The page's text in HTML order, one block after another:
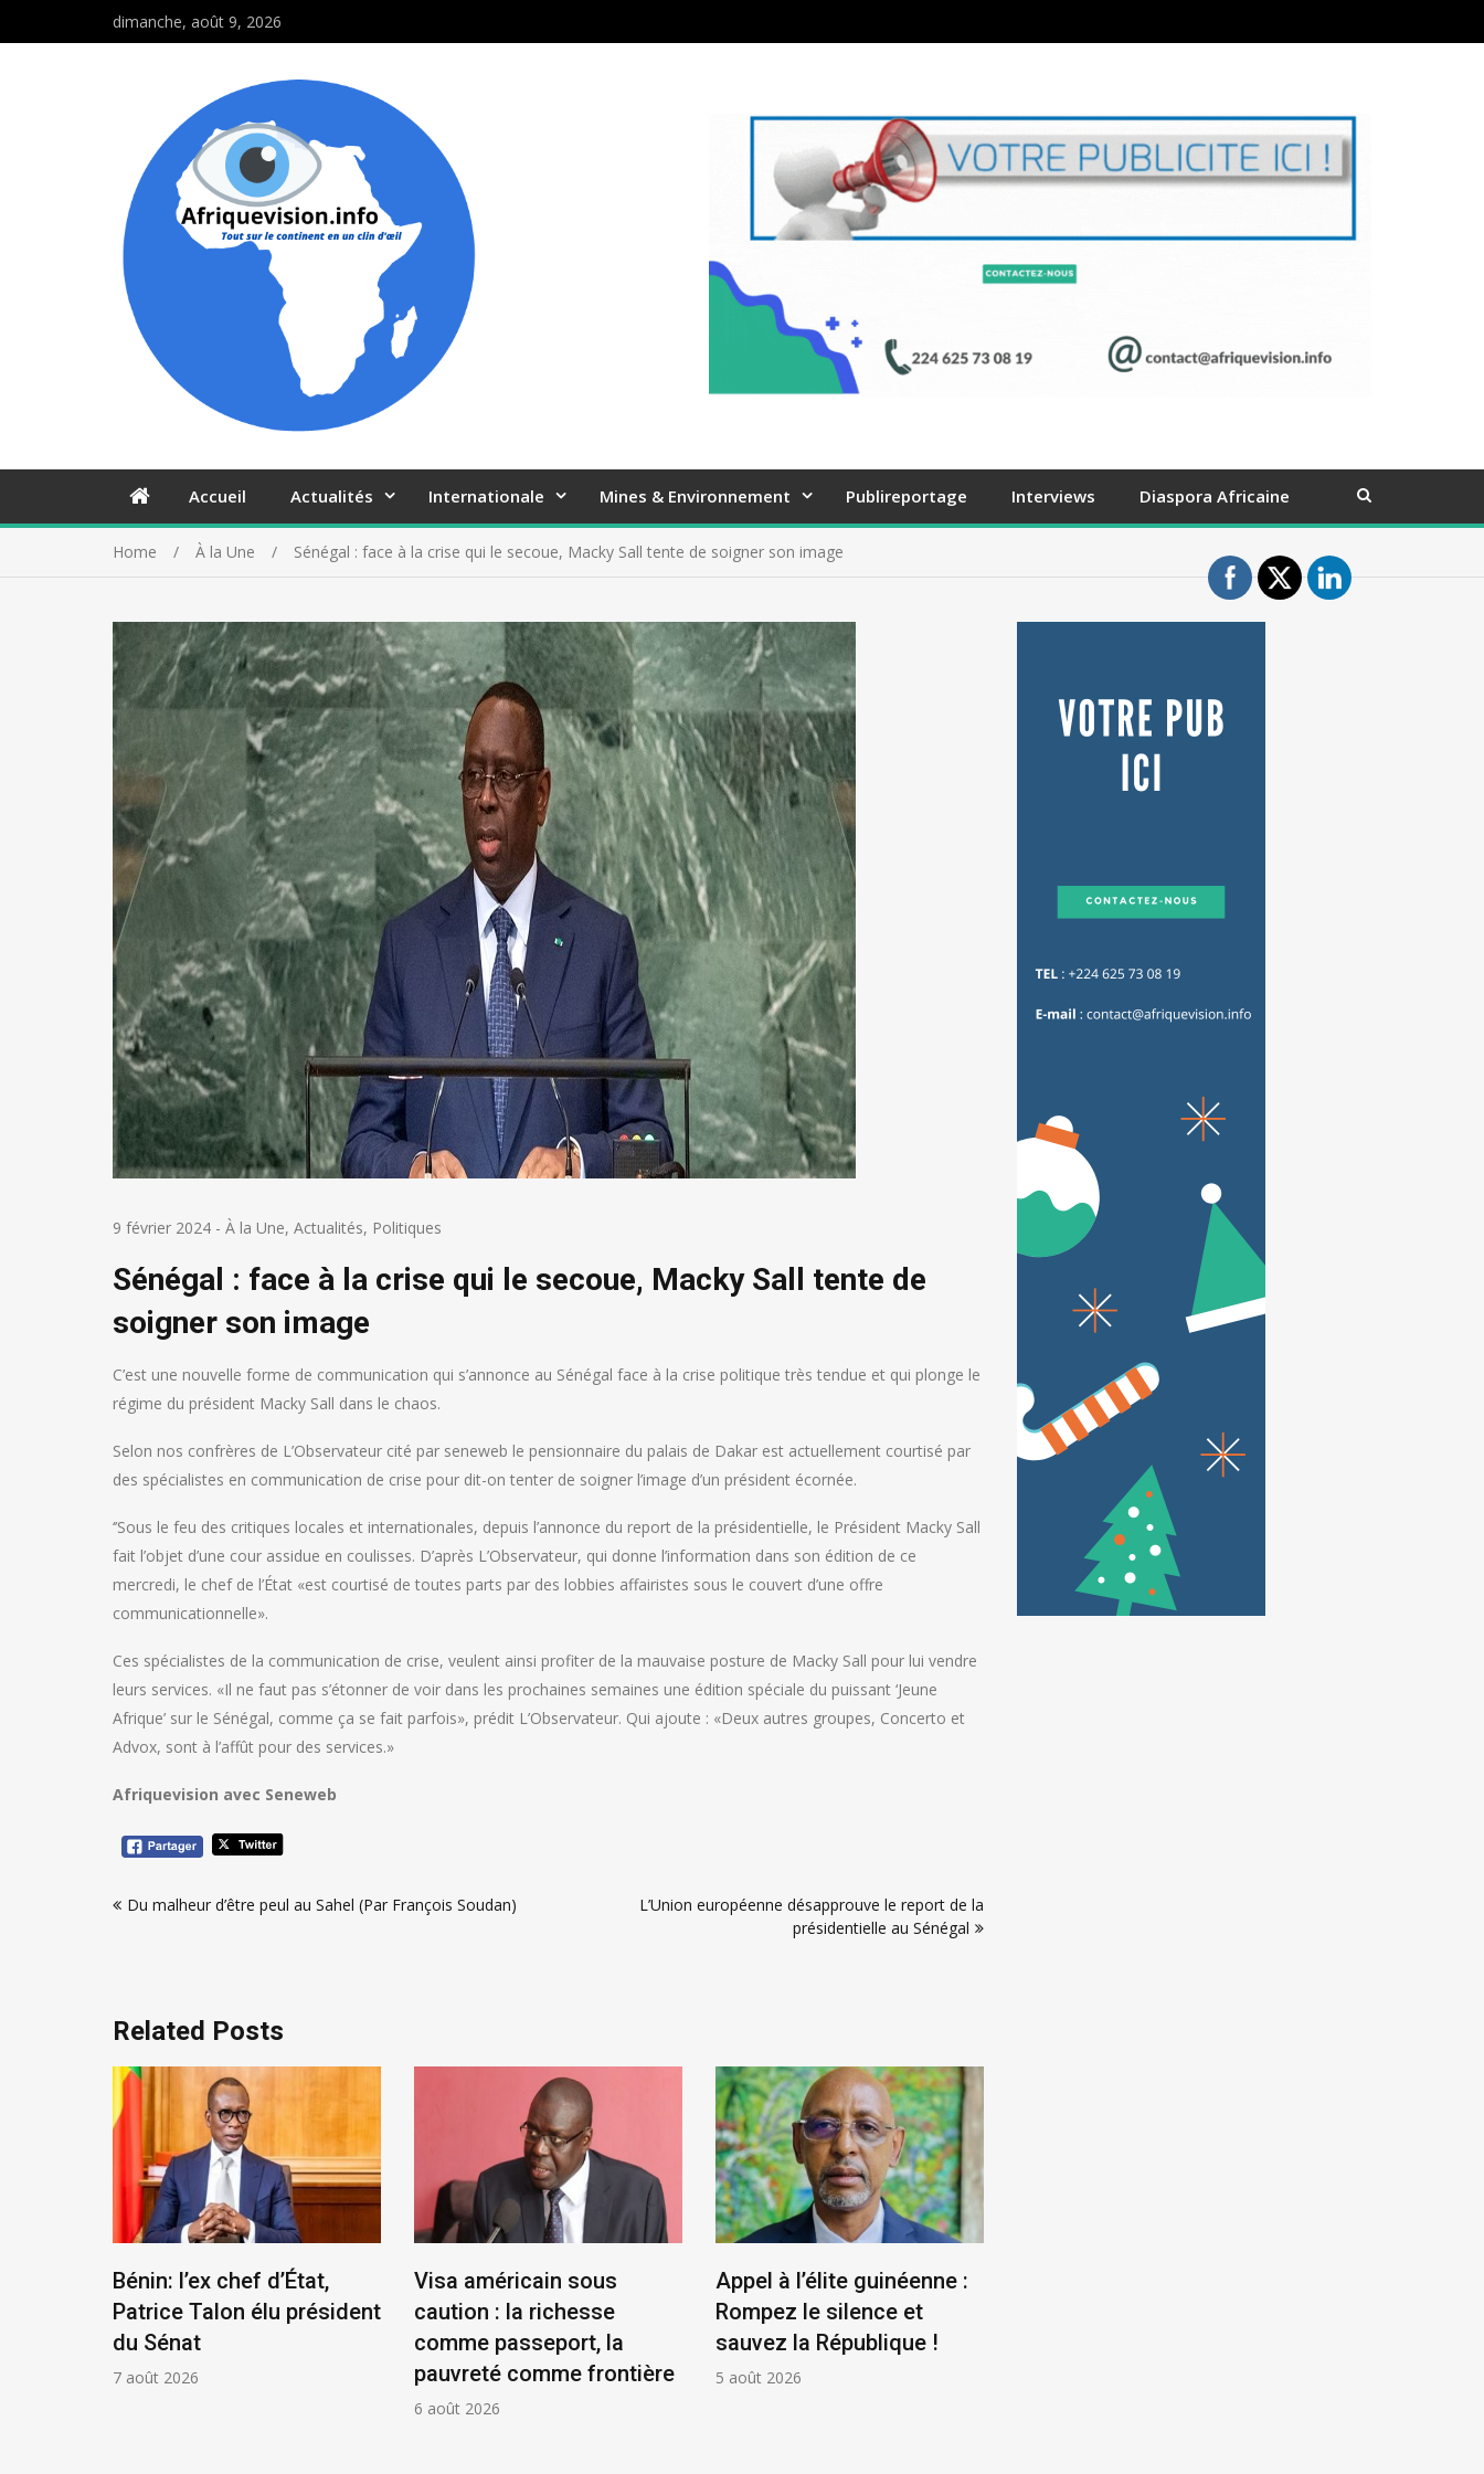
dimanche, août 9, 2026
Accueil Actualités Internationale Mines & Environnement Publireportage Interviews Diaspora Africaine
Home À la Une Sénégal : face à la crise qui le secoue, Macky Sall tente de soigner son image
9 février 2024 - À la Une, Actualités, Politiques
Sénégal : face à la crise qui le secoue, Macky Sall tente de
soigner son image
C’est une nouvelle forme de communication qui s’annonce au Sénégal face à la crise politique très tendue et qui plonge le
régime du président Macky Sall dans le chaos.
Selon nos confrères de L’Observateur cité par seneweb le pensionnaire du palais de Dakar est actuellement courtisé par
des spécialistes en communication de crise pour dit-on tenter de soigner l’image d’un président écornée.
‘’Sous le feu des critiques locales et internationales, depuis l’annonce du report de la présidentielle, le Président Macky Sall
fait l’objet d’une cour assidue en coulisses. D’après L’Observateur, qui donne l’information dans son édition de ce
mercredi, le chef de l’État «est courtisé de toutes parts par des lobbies affairistes sous le couvert d’une offre
communicationnelle».
Ces spécialistes de la communication de crise, veulent ainsi profiter de la mauvaise posture de Macky Sall pour lui vendre
leurs services. «Il ne faut pas s’étonner de voir dans les prochaines semaines une édition spéciale du puissant ‘Jeune
Afrique’ sur le Sénégal, comme ça se fait parfois», prédit L’Observateur. Qui ajoute : «Deux autres groupes, Concerto et
Advox, sont à l’affût pour des services.»
Afriquevision avec Seneweb
deDu malheur d’être peul au Sahel (Par François Soudan)
L’Union européenne désapprouve le report de la
présidentielle au Sénégal
Related Posts
Bénin: l’ex chef d’État,
Patrice Talon élu président
du Sénat
7 août 2026
Visa américain sous
caution : la richesse
comme passeport, la
pauvreté comme frontière
6 août 2026
Appel à l’élite guinéenne :
Rompez le silence et
sauvez la République !
5 août 2026